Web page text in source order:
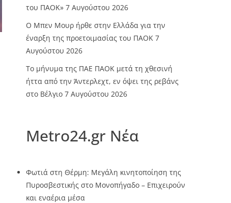
του ΠΑΟΚ» 7 Αυγούστου 2026
O Mπεν Μουρ ήρθε στην Ελλάδα για την
έναρξη της προετοιμασίας του ΠΑΟΚ 7
Αυγούστου 2026
Το μήνυμα της ΠΑΕ ΠΑΟΚ μετά τη χθεσινή
ήττα από την Άντερλεχτ, εν όψει της ρεβάνς
στο Βέλγιο 7 Αυγούστου 2026
Metro24.gr Νέα
Φωτιά στη Θέρμη: Μεγάλη κινητοποίηση της
Πυροσβεστικής στο Μονοπήγαδο – Επιχειρούν
και εναέρια μέσα